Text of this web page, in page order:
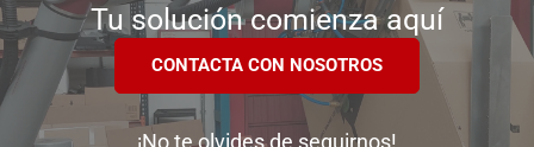
Tu solución comienza aquí
CONTACTA CON NOSOTROS
¡No te olvides de seguirnos!